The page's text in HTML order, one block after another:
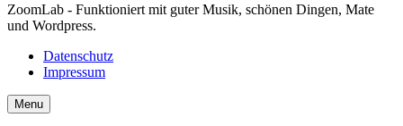
ZoomLab - Funktioniert mit guter Musik, schönen Dingen, Mate
und Wordpress.
Datenschutz
Impressum
Menu